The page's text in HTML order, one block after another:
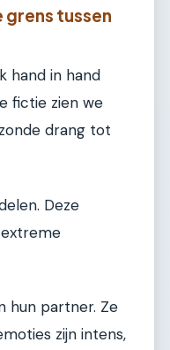
grens tussen
hand in hand
fictie zien we
drang tot
Deze
hun partner. Ze
zijn intens,